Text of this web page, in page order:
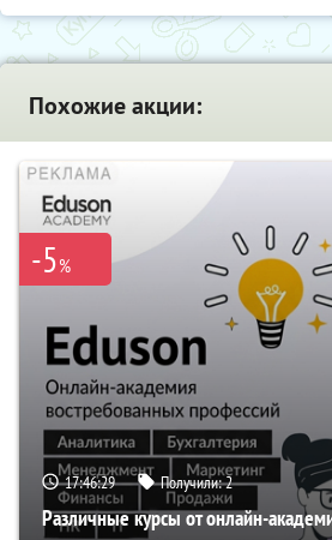
Похожие акции:
-5%
17:46:29 Получили:2
Различные курсы от онлайн-